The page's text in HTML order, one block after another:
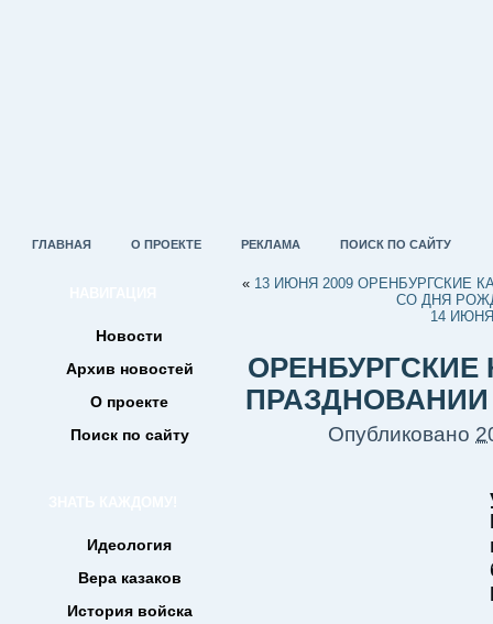
ГЛАВНАЯ О ПРОЕКТЕ РЕКЛАМА ПОИСК ПО САЙТУ
Новости
Архив новостей
О проекте
Поиск по сайту
Идеология
Вера казаков
История войска
« 13 ИЮНЯ 2009 ОРЕНБУРГСКИЕ
СО ДНЯ
14
ОРЕНБУРГСКИЕ
Опубликовано